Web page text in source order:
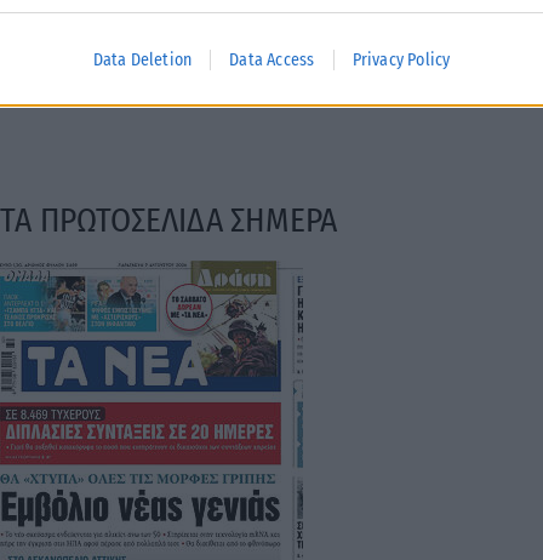
Data Deletion Data Access Privacy Policy
ΤΑ ΠΡΩΤΟΣΕΛΙΔΑ ΣΗΜΕΡΑ